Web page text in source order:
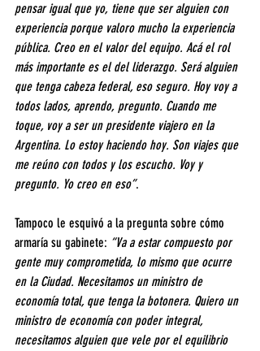
pensar igual que yo, tiene que ser alguien con
experiencia porque valoro mucho la experiencia
pública. Creo en el valor del equipo. Acá el rol
más importante es el del liderazgo. Será alguien
que tenga cabeza federal, eso seguro. Hoy voy a
todos lados, aprendo, pregunto. Cuando me
toque, voy a ser un presidente viajero en la
Argentina. Lo estoy haciendo hoy. Son viajes que
me reúno con todos y los escucho. Voy y
pregunto. Yo creo en eso”.
Tampoco le esquivó a la pregunta sobre cómo
armaría su gabinete: “Va a estar compuesto por
gente muy comprometida, lo mismo que ocurre
en la Ciudad. Necesitamos un ministro de
economía total, que tenga la botonera. Quiero un
ministro de economía con poder integral,
necesitamos alguien que vele por el equilibrio